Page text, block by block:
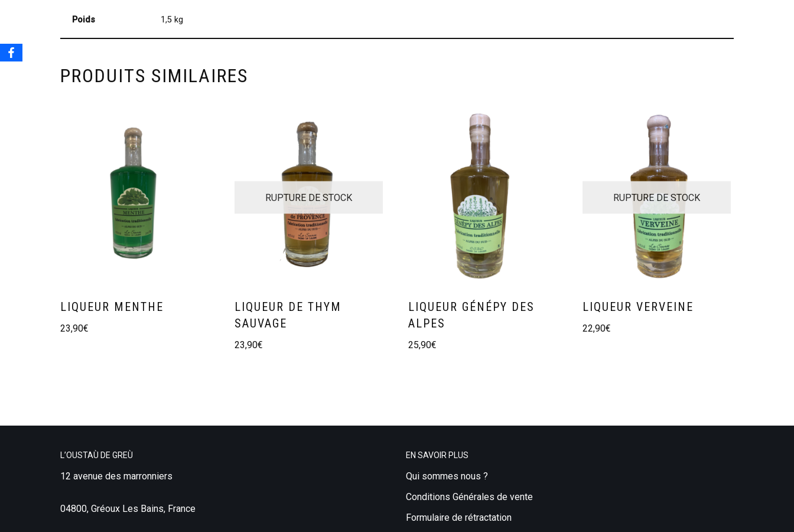
Poids 1,5 kg
PRODUITS SIMILAIRES
LIQUEUR MENTHE
23,90€
RUPTURE DE STOCK
LIQUEUR DE THYM
SAUVAGE
23,90€
LIQUEUR GÉNÉPY DES
ALPES
25,90€
RUPTURE DE STOCK
LIQUEUR VERVEINE
22,90€
L’OUSTAÙ DE GREÙ
12 avenue des marronniers
04800, Gréoux Les Bains, France
EN SAVOIR PLUS
Qui sommes nous ?
Conditions Générales de vente
Formulaire de rétractation